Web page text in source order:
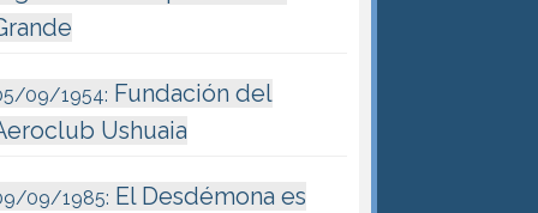
09/1954: Fundación del
Ushuaia
09/1985: El Desdémona es